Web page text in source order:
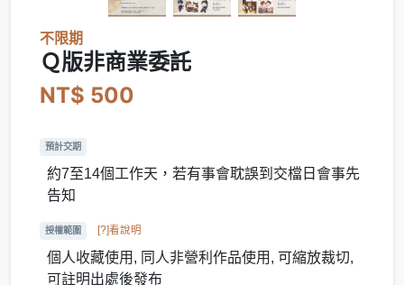
不限期
Ｑ版非商業委託
NT$ 500
預計交期
約7至14個工作天，若有事會耽誤到交檔日會事先
告知
授權範圍 [?]看說明
個人收藏使用, 同人非營利作品使用, 可縮放裁切,
可註明出處後發布